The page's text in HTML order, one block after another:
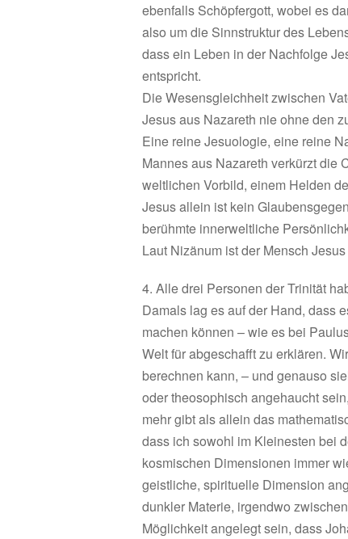
ebenfalls Schöpfergott, wobei es
also um die Sinnstruktur des
dass ein Leben in der Nachfolge
entspricht.
Die Wesensgleichheit zwischen
Jesus aus Nazareth nie ohne den
Eine reine Jesuologie, eine reine
Mannes aus Nazareth verkürzt die
weltlichen Vorbild, einem Helden
Jesus allein ist kein
berühmte innerweltliche
Laut Nizänum ist der Mensch
4. Alle drei Personen der Trinität
Damals lag es auf der Hand, dass
machen können – wie es bei
Welt für abgeschafft zu erklären.
berechnen kann, – und genauso
oder theosophisch angehaucht
mehr gibt als allein das
dass ich sowohl im Kleinesten bei
kosmischen Dimensionen immer
geistliche, spirituelle Dimension
dunkler Materie, irgendwo
Möglichkeit angelegt sein, dass